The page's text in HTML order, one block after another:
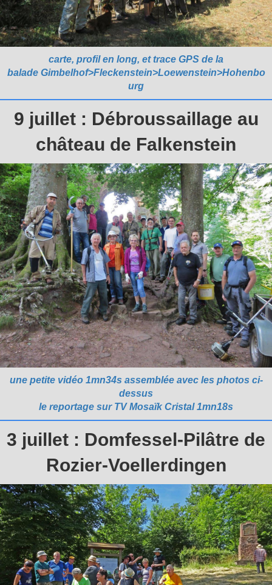
carte, profil en long, et trace GPS de la
balade Gimbelhof>Fleckenstein>Loewenstein>Hohenbo
urg
9 juillet : Débroussaillage au
château de Falkenstein
une petite vidéo 1mn34s assemblée avec les photos ci-
dessus
le reportage sur TV Mosaïk Cristal 1mn18s
3 juillet : Domfessel-Pilâtre de
Rozier-Voellerdingen